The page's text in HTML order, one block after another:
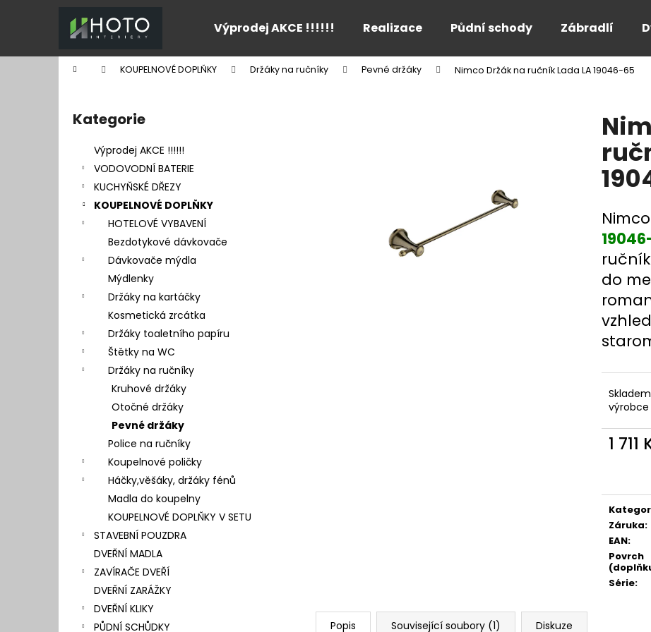
Výprodej AKCE !!!!!! Realizace Půdní schody Zábradlí
Domů KOUPELNOVÉ DOPLŇKY Držáky na ručníky Pevné držáky Nimco Držák na ručník Lada LA 19046-65
Přeskočit
kategorie
Kategorie
Výprodej AKCE !!!!!!
VODOVODNÍ BATERIE
KUCHYŇSKÉ DŘEZY
KOUPELNOVÉ DOPLŇKY
HOTELOVÉ VYBAVENÍ
Bezdotykové dávkovače
Dávkovače mýdla
Mýdlenky
Držáky na kartáčky
Kosmetická zrcátka
Držáky toaletního papíru
Štětky na WC
Držáky na ručníky
Kruhové držáky
Otočné držáky
Pevné držáky
Police na ručníky
Koupelnové poličky
Háčky,věšáky, držáky fénů
Madla do koupelny
KOUPELNOVÉ DOPLŇKY V SETU
STAVEBNÍ POUZDRA
DVEŘNÍ MADLA
ZAVÍRAČE DVEŘÍ
DVEŘNÍ ZARÁŽKY
DVEŘNÍ KLIKY
PŮDNÍ SCHŮDKY
do
výrobce
1 711
Záruka:
EAN:
Povrch
Série:
Popis Související soubory (1) Diskuze
í
Zpět
do
Zpět
do
Co potřebujete najít?